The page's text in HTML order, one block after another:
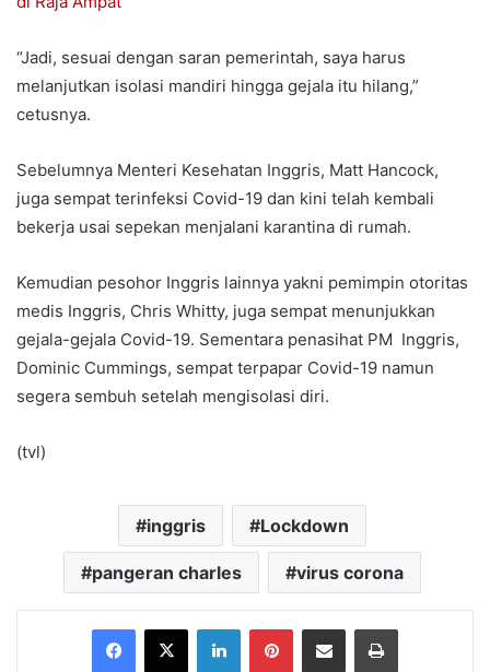
“Jadi, sesuai dengan saran pemerintah, saya harus
melanjutkan isolasi mandiri hingga gejala itu hilang,”
cetusnya.
Sebelumnya Menteri Kesehatan Inggris, Matt Hancock,
juga sempat terinfeksi Covid-19 dan kini telah kembali
bekerja usai sepekan menjalani karantina di rumah.
Kemudian pesohor Inggris lainnya yakni pemimpin otoritas
medis Inggris, Chris Whitty, juga sempat menunjukkan
gejala-gejala Covid-19. Sementara penasihat PM Inggris,
Dominic Cummings, sempat terpapar Covid-19 namun
segera sembuh setelah mengisolasi diri.
(tvl)
inggris Lockdown
pangeran charles virus corona
Facebook
X LinkedInPinterestShare via Email Print